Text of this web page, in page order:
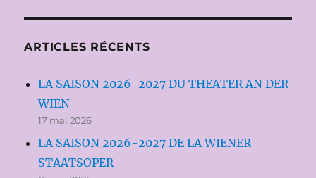
ARTICLES RÉCENTS
LA SAISON 2026-2027 DU THEATER AN DER
WIEN
17 mai 2026
LA SAISON 2026-2027 DE LA WIENER
STAATSOPER